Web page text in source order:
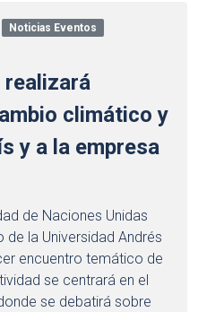
Noticias Eventos
realizará
climático y
y a la empresa
de Naciones Unidas
de la Universidad Andrés
encuentro temático de
se centrará en el
se debatirá sobre